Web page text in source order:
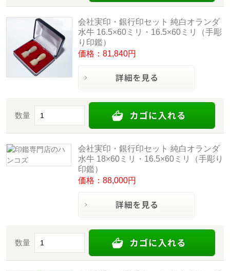
会社実印・銀行印セット 純白オランダ
水牛 16.5×60ミリ・16.5×60ミリ（手彫
り印鑑）
価格：81,840円
数量
会社実印・銀行印セット 純白オランダ
水牛 18×60ミリ・16.5×60ミリ（手彫り
印鑑）
価格：88,000円
数量